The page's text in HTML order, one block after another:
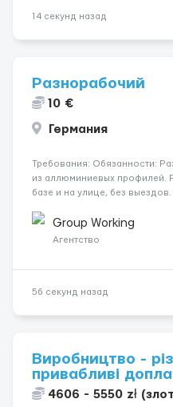
14 секунд назад
Разнорабочий
10 €
Германия
Требования: Обязанности:
из аллюминиевых профилей.
базе и на улице, без
инструментами. Для кого:
рабо...
Group Working
Агентство
56 секунд назад
Виробництво -
привабливі
4606 - 5550 zł